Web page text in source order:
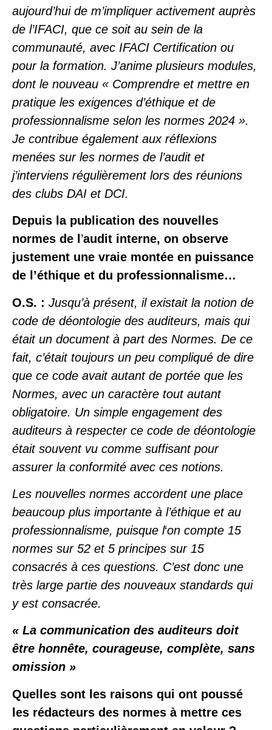
aujourd’hui de m’impliquer activement auprès
de l’IFACI, que ce soit au sein de la
communauté, avec IFACI Certification ou
pour la formation. J’anime plusieurs modules,
dont le nouveau « Comprendre et mettre en
pratique les exigences d’éthique et de
professionnalisme selon les normes 2024 ».
Je contribue également aux réflexions
menées sur les normes de l’audit et
j’interviens régulièrement lors des réunions
des clubs DAI et DCI.
Depuis la publication des nouvelles
normes de l ’audit interne, on observe
justement une vraie montée en puissance
de l’éthique et du professionnalisme…
O.S. : Jusqu’à présent, il existait la notion de
code de déontologie des auditeurs, mais qui
était un document à part des Normes. De ce
fait, c’était toujours un peu compliqué de dire
que ce code avait autant de portée que les
Normes, avec un caractère tout autant
obligatoire. Un simple engagement des
auditeurs à respecter ce code de déontologie
était souvent vu comme suffisant pour
assurer la conformité avec ces notions.
Les nouvelles normes accordent une place
beaucoup plus importante à l’éthique et au
professionnalisme, puisque l‘on compte 15
normes sur 52 et 5 principes sur 15
consacrés à ces questions. C’est donc une
très large partie des nouveaux standards qui
y est consacrée.
« La communication des auditeurs doit
être honnête, courageuse, complète, sans
omission »
Quelles sont les raisons qui ont poussé
les rédacteurs des normes à mettre ces